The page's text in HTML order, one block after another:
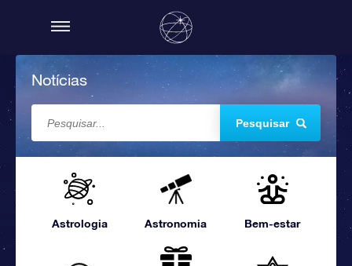
Notícias
Pesquisar
Astrologia Astronomia Bem-estar